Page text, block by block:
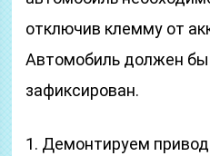
отключив клемму от
Автомобиль должен
зафиксирован.
1. Демонтируем